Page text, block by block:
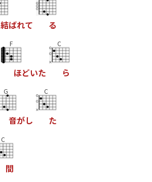
結ばれて る
F
ほどいた
C
ら
G
音がし
C
た
C
間